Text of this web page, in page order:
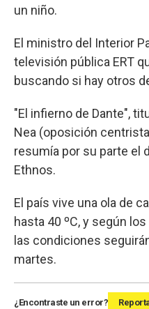
un niño.
El ministro del Interior
televisión pública ERT
buscando si hay otros
"El infierno de Dante",
Nea (oposición
resumía por su parte el
Ethnos.
El país vive una ola de
hasta 40 ºC, y según
las condiciones
martes.
¿Encontraste un error?